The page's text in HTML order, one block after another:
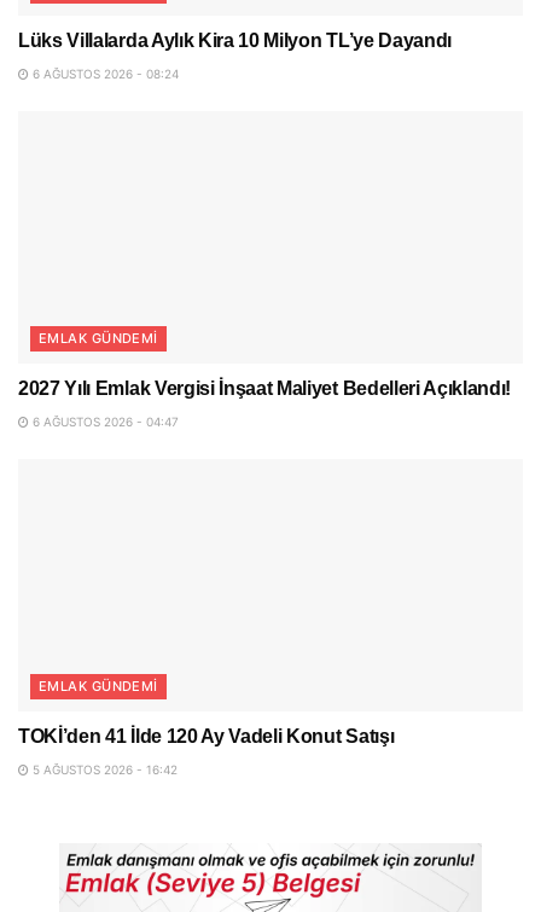
Lüks Villalarda Aylık Kira 10 Milyon TL’ye Dayandı
6 AĞUSTOS 2026 - 08:24
EMLAK GÜNDEMI
2027 Yılı Emlak Vergisi İnşaat Maliyet Bedelleri Açıklandı!
6 AĞUSTOS 2026 - 04:47
EMLAK GÜNDEMI
TOKİ’den 41 İlde 120 Ay Vadeli Konut Satışı
5 AĞUSTOS 2026 - 16:42